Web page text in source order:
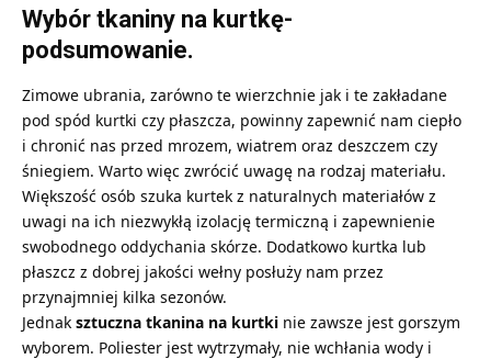
Wybór tkaniny na kurtkę-
podsumowanie.
Zimowe ubrania, zarówno te wierzchnie jak i te zakładane
pod spód kurtki czy płaszcza, powinny zapewnić nam ciepło
i chronić nas przed mrozem, wiatrem oraz deszczem czy
śniegiem. Warto więc zwrócić uwagę na rodzaj materiału.
Większość osób szuka kurtek z naturalnych materiałów z
uwagi na ich niezwykłą izolację termiczną i zapewnienie
swobodnego oddychania skórze. Dodatkowo kurtka lub
płaszcz z dobrej jakości wełny posłuży nam przez
przynajmniej kilka sezonów.
Jednak sztuczna tkanina na kurtki nie zawsze jest gorszym
wyborem. Poliester jest wytrzymały, nie wchłania wody i